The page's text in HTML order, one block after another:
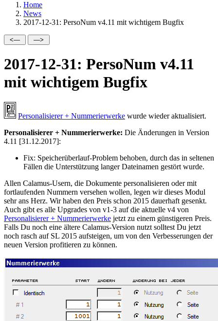
Home
News
2017-12-31: PersoNum v4.11 mit wichtigem Bugfix
2017-12-31: PersoNum v4.11
mit wichtigem Bugfix
Personalisierer + Nummerierwerke wurde wieder aktualisiert.
Personalisierer + Nummerierwerke: Die Änderungen in Version
4.11 [31.12.2017]:
Fix: Speicherüberlauf-Problem behoben, durch das in seltenen
Fällen die Unterstützung langer Dateinamen gestört wurde.
Allen Calamus-Usern, die Dokumente personalisieren oder mit
fortlaufenden Nummern versehen wollen, legen wir dieses Modul
sehr ans Herz. Wir haben den Preis schon 2015 dauerhaft gesenkt.
Auch gibt es alle Upgrades von v1-3 auf die aktuelle v4 von
Personalisierer + Nummerierwerke jetzt zu einem günstigeren Preis.
Falls Du noch eine ältere Calamus-Version nutzt solltest Du jetzt
noch rasch auf SL 2015 aufsteigen, um von den Verbesserungen der
neuen Version profitieren zu können.